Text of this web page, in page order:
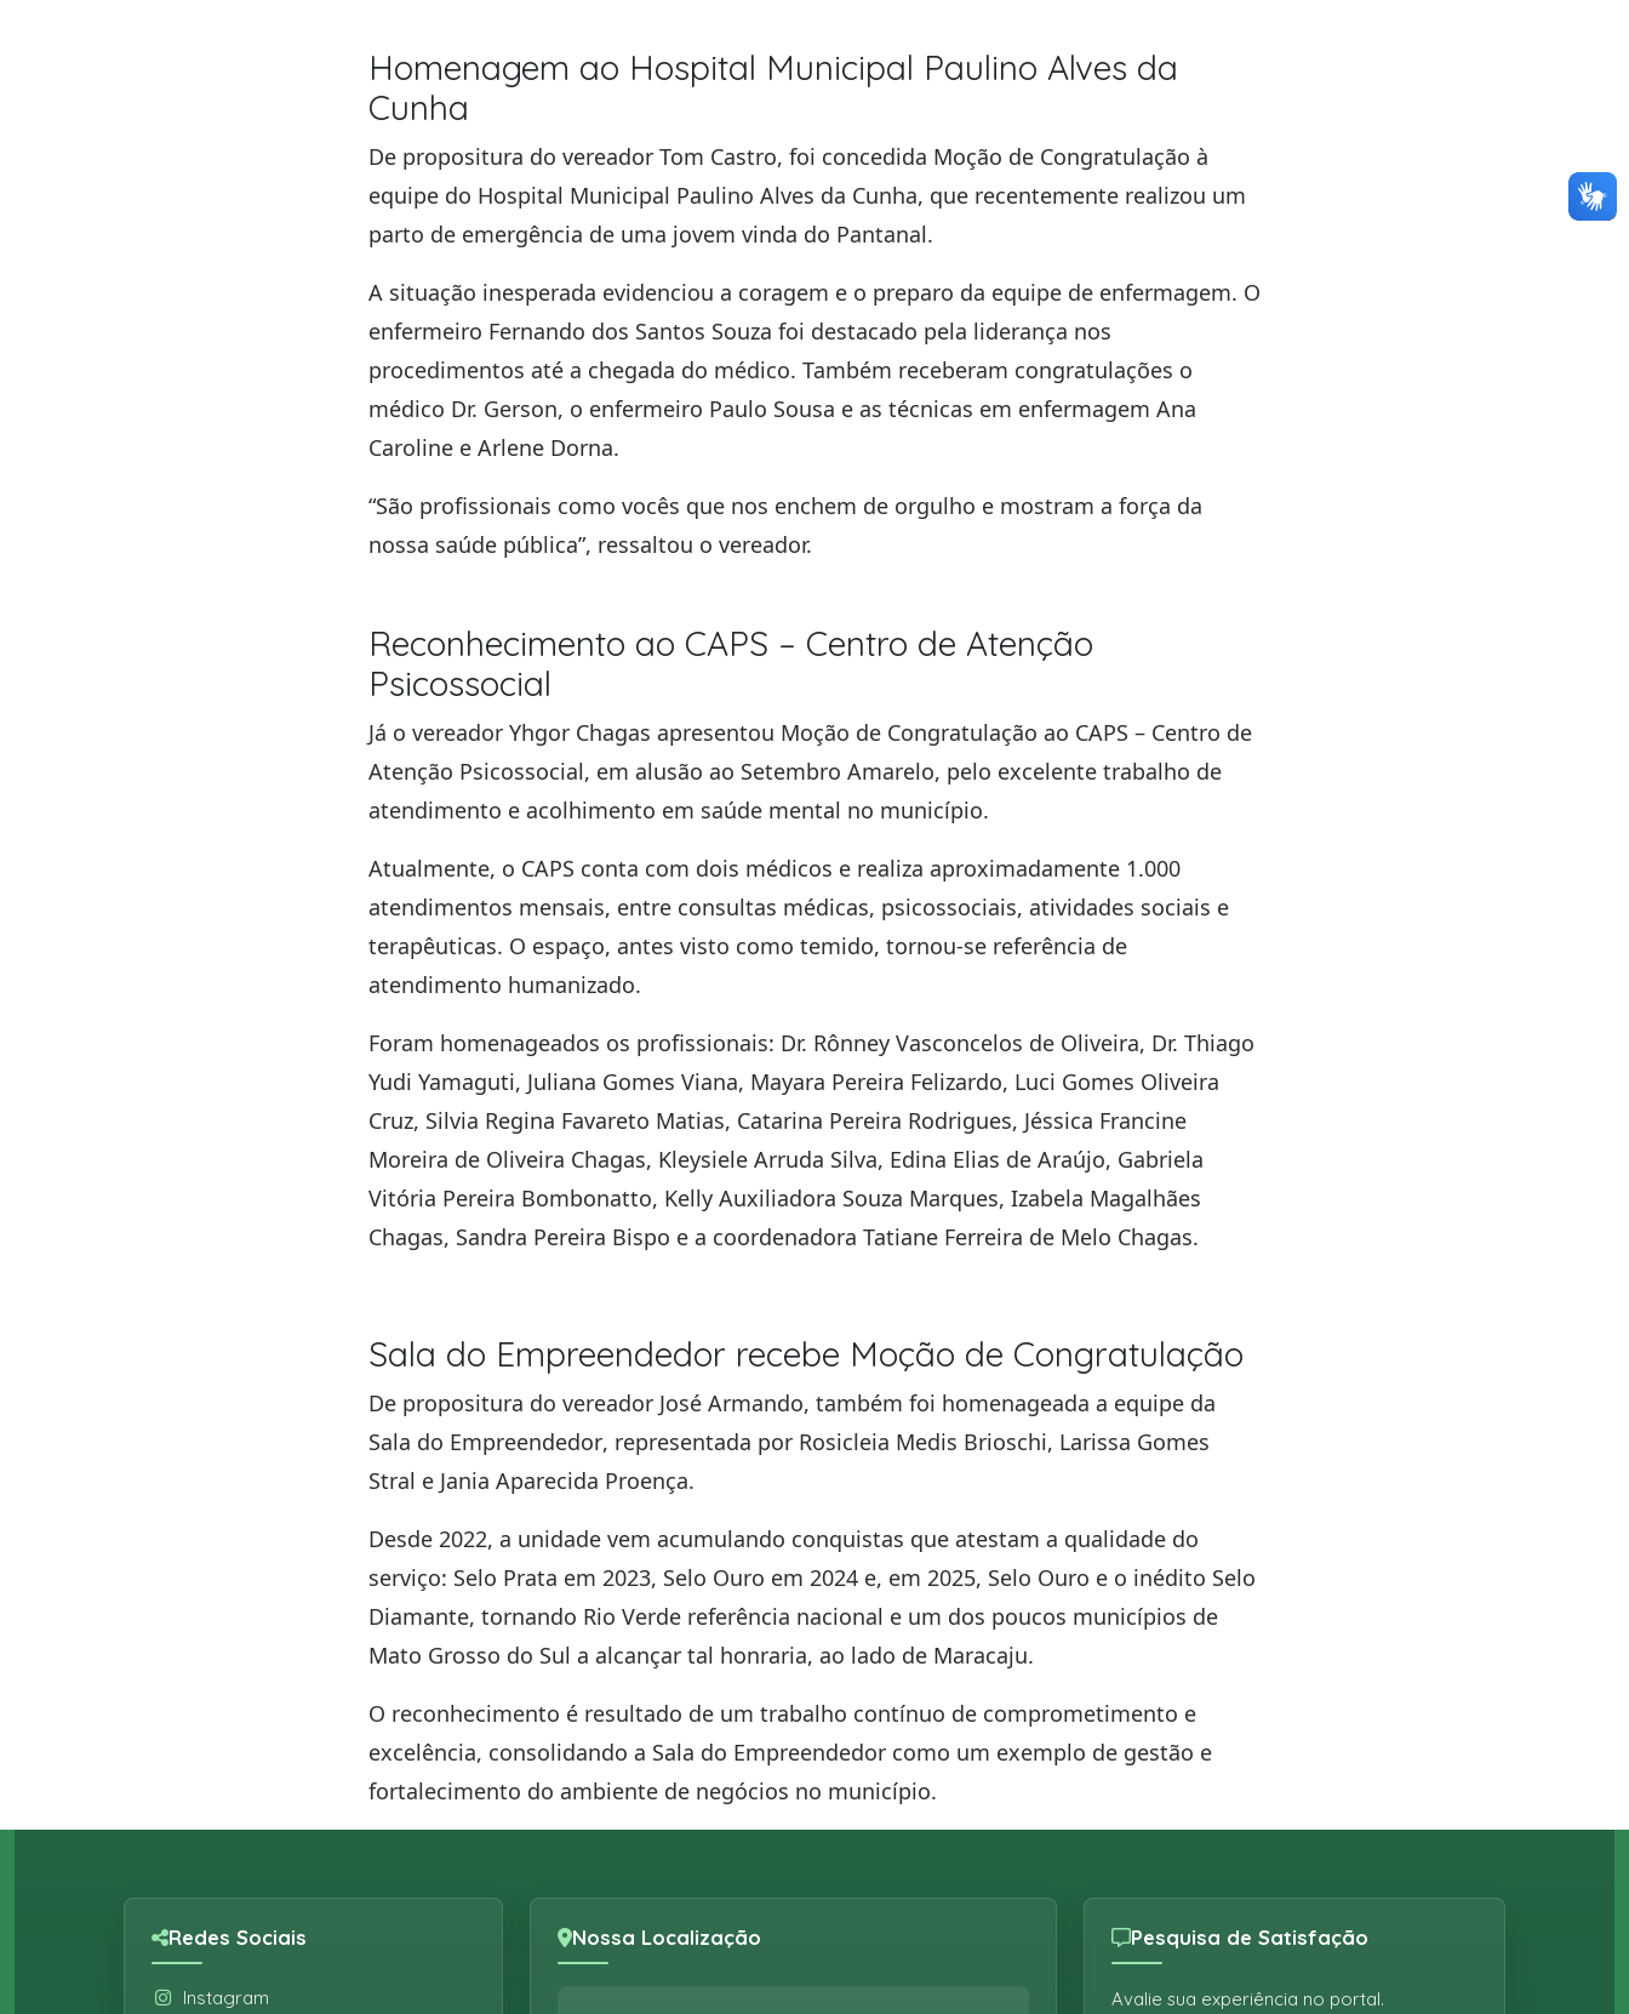
Homenagem ao Hospital Municipal Paulino Alves da
Cunha
De propositura do vereador Tom Castro, foi concedida Moção de Congratulação à
equipe do Hospital Municipal Paulino Alves da Cunha, que recentemente realizou um
parto de emergência de uma jovem vinda do Pantanal.
A situação inesperada evidenciou a coragem e o preparo da equipe de enfermagem. O
enfermeiro Fernando dos Santos Souza foi destacado pela liderança nos
procedimentos até a chegada do médico. Também receberam congratulações o
médico Dr. Gerson, o enfermeiro Paulo Sousa e as técnicas em enfermagem Ana
Caroline e Arlene Dorna.
“São profissionais como vocês que nos enchem de orgulho e mostram a força da
nossa saúde pública”, ressaltou o vereador.
Reconhecimento ao CAPS – Centro de Atenção
Psicossocial
Já o vereador Yhgor Chagas apresentou Moção de Congratulação ao CAPS – Centro de
Atenção Psicossocial, em alusão ao Setembro Amarelo, pelo excelente trabalho de
atendimento e acolhimento em saúde mental no município.
Atualmente, o CAPS conta com dois médicos e realiza aproximadamente 1.000
atendimentos mensais, entre consultas médicas, psicossociais, atividades sociais e
terapêuticas. O espaço, antes visto como temido, tornou-se referência de
atendimento humanizado.
Foram homenageados os profissionais: Dr. Rônney Vasconcelos de Oliveira, Dr. Thiago
Yudi Yamaguti, Juliana Gomes Viana, Mayara Pereira Felizardo, Luci Gomes Oliveira
Cruz, Silvia Regina Favareto Matias, Catarina Pereira Rodrigues, Jéssica Francine
Moreira de Oliveira Chagas, Kleysiele Arruda Silva, Edina Elias de Araújo, Gabriela
Vitória Pereira Bombonatto, Kelly Auxiliadora Souza Marques, Izabela Magalhães
Chagas, Sandra Pereira Bispo e a coordenadora Tatiane Ferreira de Melo Chagas.
Sala do Empreendedor recebe Moção de Congratulação
De propositura do vereador José Armando, também foi homenageada a equipe da
Sala do Empreendedor, representada por Rosicleia Medis Brioschi, Larissa Gomes
Stral e Jania Aparecida Proença.
Desde 2022, a unidade vem acumulando conquistas que atestam a qualidade do
serviço: Selo Prata em 2023, Selo Ouro em 2024 e, em 2025, Selo Ouro e o inédito Selo
Diamante, tornando Rio Verde referência nacional e um dos poucos municípios de
Mato Grosso do Sul a alcançar tal honraria, ao lado de Maracaju.
O reconhecimento é resultado de um trabalho contínuo de comprometimento e
excelência, consolidando a Sala do Empreendedor como um exemplo de gestão e
fortalecimento do ambiente de negócios no município.
Redes Sociais
Instagram
Nossa Localização Pesquisa de Satisfação
Avalie sua experiência no portal.